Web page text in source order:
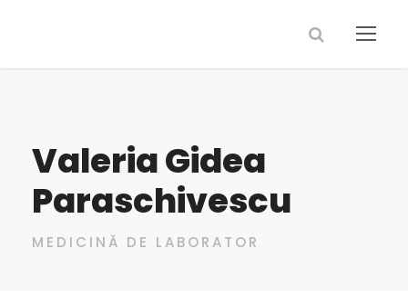
Valeria Gidea
Paraschivescu
MEDICINĂ DE LABORATOR